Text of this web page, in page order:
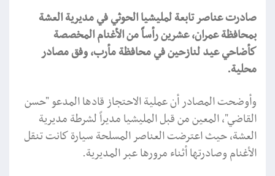
صادرت عناصر تابعة لمليشيا الحوثي في مديرية العشة
بمحافظة عمران، عشرين رأساً من الأغنام المخصصة
كأضاحي عيد لنازحين في محافظة مأرب، وفق مصادر
محلية.
وأوضحت المصادر أن عملية الاحتجاز قادها المدعو "حسن
القاضي"، المعين من قبل المليشيا مديراً لشرطة مديرية
العشة، حيث اعترضت العناصر المسلحة سيارة كانت تنقل
الأغنام وصادرتها أثناء مرورها عبر المديرية.